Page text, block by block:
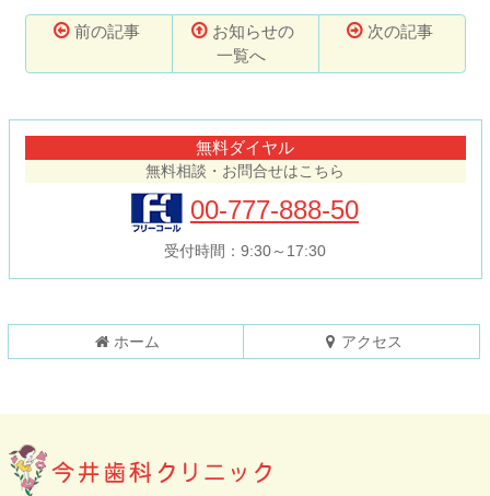
前の記事
お知らせの
一覧へ
次の記事
る
無料ダイヤル
無料相談・お問合せはこちら
00-777-888-50
受付時間：9:30～17:30
ホーム アクセス